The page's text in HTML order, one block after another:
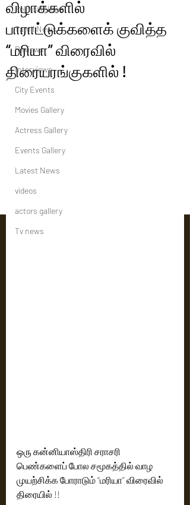
Political News
Tamil News
Reviews
Interviews
City Events
Movies Gallery
Actress Gallery
Events Gallery
Latest News
videos
actors gallery
Tv news
விழாக்களில்
பாராட்டுக்களைக் குவித்த
“மரியா” விரைவில்
திரையரங்குகளில் !
ஒரு கன்னியாஸ்திரி சராசரி
பெண்களைப் போல சமூகத்தில் வாழ
முயற்சிக்க போராடும் “மரியா” விரைவில்
திரையில் !!